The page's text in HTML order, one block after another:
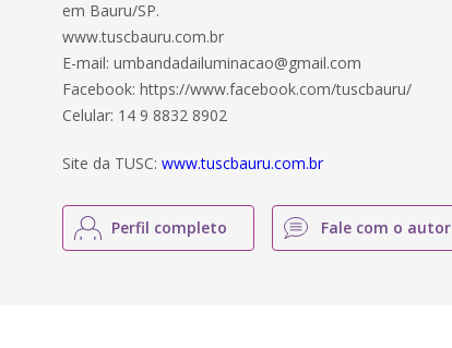
em Bauru/SP.
www.tuscbauru.com.br
E-mail: umbandadailuminacao@gmail.com
Facebook: https://www.facebook.com/tuscbauru/
Celular: 14 9 8832 8902
Site da TUSC:www.tuscbauru.com.br
Perfil completo Fale com o autor